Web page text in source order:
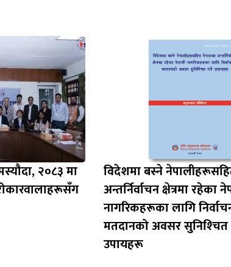
२०८३ मा
विदेशमा बस्‍ने
अन्तर्निर्वाचन क्षेत्रमा रहेका
नागरिकहरूका लागि
मतदानको अवसर सुनिश्‍चित
उपायहरू